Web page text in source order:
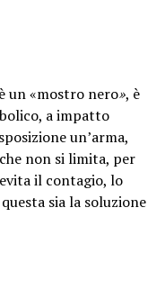
un «mostro nero», è
a impatto
un’arma,
non si limita, per
il contagio, lo
sia la soluzione